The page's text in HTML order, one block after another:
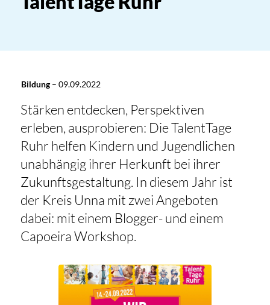
Bildung– 09.09.2022
Stärken entdecken, Perspektiven
erleben, ausprobieren: Die TalentTage
Ruhr helfen Kindern und Jugendlichen
unabhängig ihrer Herkunft bei ihrer
Zukunftsgestaltung. In diesem Jahr ist
der Kreis Unna mit zwei Angeboten
dabei: mit einem Blogger- und einem
Capoeira Workshop.